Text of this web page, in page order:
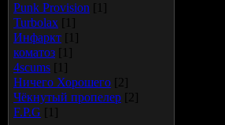
Punk Provision
[1]
Turbolax
[1]
Инфаркт
[1]
коматоз
[1]
4scums
[1]
Ничего Хорошего
[2]
Чёкнутый пропелер
[2]
F.P.G
[1]